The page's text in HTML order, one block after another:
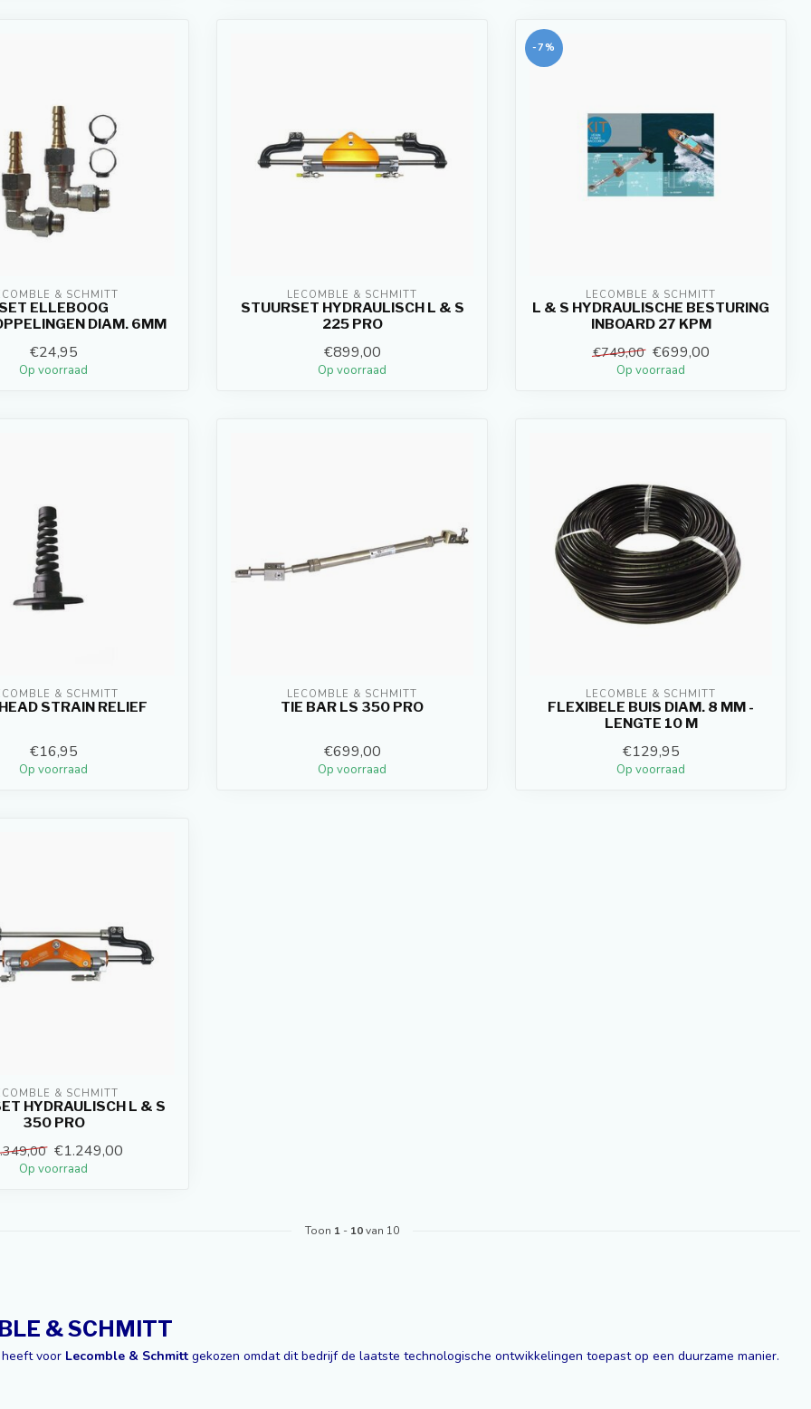
& SCHMITT
SET ELLEBOOG
DIAM. 6MM
€24,95
Op voorraad
LECOMBLE & SCHMITT
STUURSET HYDRAULISCH L & S
225 PRO
€899,00
Op voorraad
-7%
LECOMBLE & SCHMITT
L & S HYDRAULISCHE BESTURING
INBOARD 27 KPM
€749,00 €699,00
Op voorraad
& SCHMITT
STRAIN RELIEF
€16,95
Op voorraad
LECOMBLE & SCHMITT
TIE BAR LS 350 PRO
€699,00
Op voorraad
LECOMBLE & SCHMITT
FLEXIBELE BUIS DIAM. 8 MM -
LENGTE 10 M
€129,95
Op voorraad
& SCHMITT
HYDRAULISCH L & S
350 PRO
€1.249,00
Op voorraad
Toon 1 - 10van 10
& SCHMITT
heeft voor Lecomble & Schmitt gekozen omdat dit bedrijf de laatste technologische ontwikkelingen toepast op een duurzame manier.